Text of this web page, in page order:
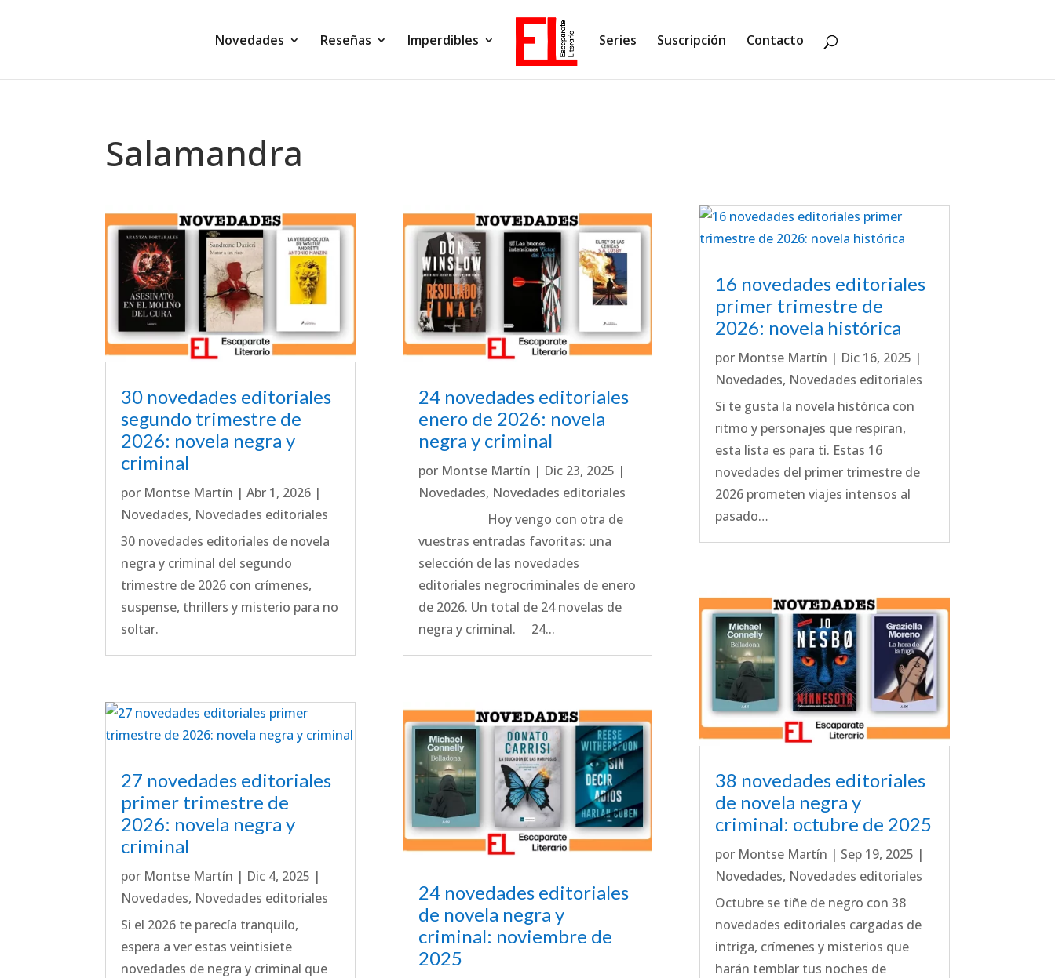
Novedades Reseñas Imperdibles Series Suscripción Contacto
Salamandra
30 novedades editoriales
segundo trimestre de
2026: novela negra y
criminal
por Montse Martín |Abr 1, 2026 |
Novedades, Novedades editoriales
30 novedades editoriales de novela
negra y criminal del segundo
trimestre de 2026 con crímenes,
suspense, thrillers y misterio para no
soltar.
27 novedades editoriales
primer trimestre de
2026: novela negra y
criminal
por Montse Martín | Dic 4, 2025 |
Novedades, Novedades editoriales
Si el 2026 te parecía tranquilo,
espera a ver estas veintisiete
novedades de negra y criminal que
24 novedades editoriales
enero de 2026: novela
negra y criminal
por Montse Martín | Dic 23, 2025 |
Novedades, Novedades editoriales
Hoy vengo con otra de
vuestras entradas favoritas: una
selección de las novedades
editoriales negrocriminales de enero
de 2026. Un total de 24 novelas de
negra y criminal. 24...
24 novedades editoriales
de novela negra y
criminal: noviembre de
2025
16 novedades editoriales
primer trimestre de
2026: novela histórica
por Montse Martín | Dic 16, 2025 |
Novedades, Novedades editoriales
Si te gusta la novela histórica con
ritmo y personajes que respiran,
esta lista es para ti. Estas 16
novedades del primer trimestre de
2026 prometen viajes intensos al
pasado…
38 novedades editoriales
de novela negra y
criminal: octubre de 2025
por Montse Martín | Sep 19, 2025 |
Novedades, Novedades editoriales
Octubre se tiñe de negro con 38
novedades editoriales cargadas de
intriga, crímenes y misterios que
harán temblar tus noches de